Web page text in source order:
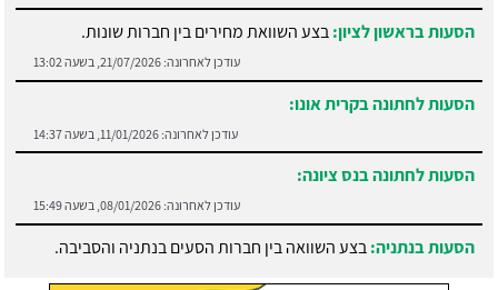
הסעות בראשון לציון:בצע השוואת מחירים בין חברות שונות.
עודכן לאחרונה: 21/07/2026, בשעה 13:02
הסעות לחתונה בקרית אונו:
עודכן לאחרונה: 11/01/2026, בשעה 14:37
הסעות לחתונה בנס ציונה:
עודכן לאחרונה: 08/01/2026, בשעה 15:49
הסעות בנתניה:בצע השוואה בין חברות הסעים בנתניה והסביבה.